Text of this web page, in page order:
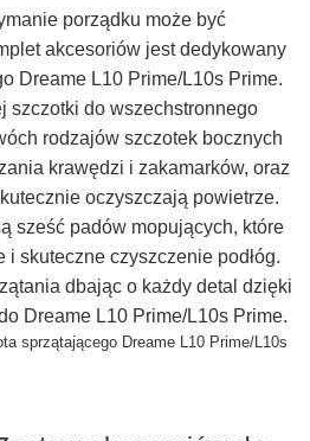
porządku może być
akcesoriów jest dedykowany
Dreame L10 Prime/L10s Prime.
szczotki do wszechstronnego
rodzajów szczotek bocznych
krawędzi i zakamarków, oraz
oczyszczają powietrze.
sześć padów mopujących, które
skuteczne czyszczenie podłóg.
dbając o każdy detal dzięki
Dreame L10 Prime/L10s Prime.